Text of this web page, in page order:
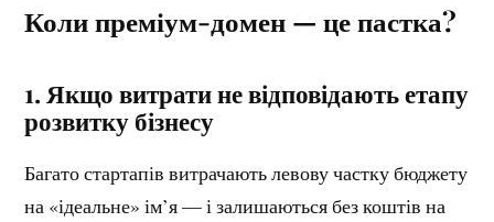
Коли преміум-домен — це пастка?
1. Якщо витрати не відповідають етапу
розвитку бізнесу
Багато стартапів витрачають левову частку бюджету
на «ідеальне» ім’я — і залишаються без коштів на